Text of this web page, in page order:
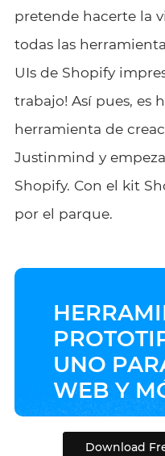
pretende hacerte la
todas las
UIs de Shopify
trabajo! Así pues, es
herramienta de
Justinmind y
Shopify. Con el kit
por el parque.
UNO
WEB Y
Download